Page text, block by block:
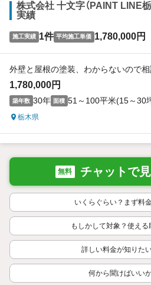
株式会社 十文字（PAINT LINE
実績
施工実績 1件 平均施工単価 1,780,000円
外壁と屋根の塗装、わからないので
1,780,000円
築年数 30年 面積 51～100平米(15～30
栃木県
無料 チャットで
いくらぐらい？まず料
もしかして対象？使え
詳しい料金が知りたい
何から聞けばいい